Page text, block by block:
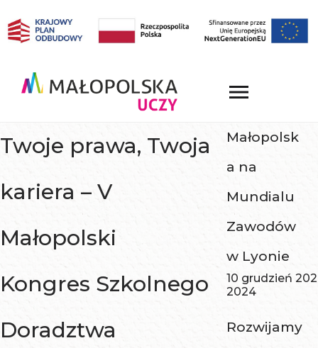
Twoje prawa, Twoja
kariera – V
Małopolski
Kongres Szkolnego
Doradztwa
Małopolsk
a na
Mundialu
Zawodów
w Lyonie
10 grudzień
2024
Rozwijamy